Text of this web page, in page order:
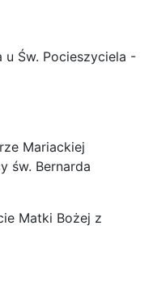
u Św. Pocieszyciela -
Mariackiej
św. Bernarda
Matki Bożej z